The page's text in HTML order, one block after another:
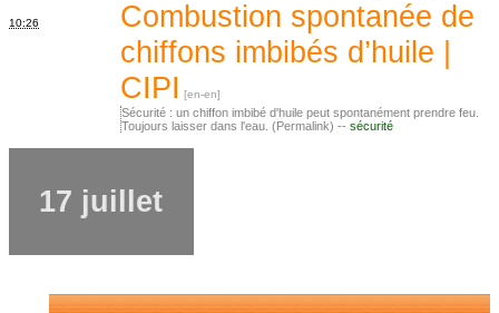
10:26
Combustion spontanée de
chiffons imbibés d’huile |
CIPI
Sécurité : un chiffon imbibé d'huile peut spontanément prendre feu.
Toujours laisser dans l'eau. (Permalink) -- sécurité
17 juillet